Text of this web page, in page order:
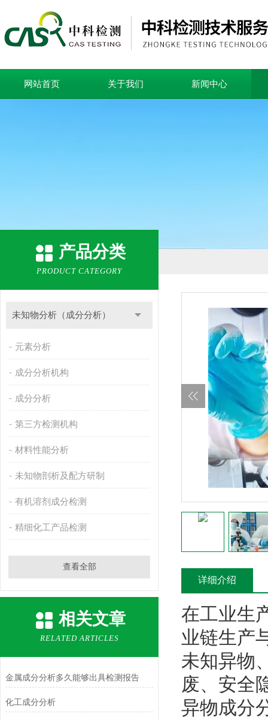
网站首页 关于我们 新闻中心
产品分类
PRODUCT CATEGORY
未知物分析（成分分析）
元素分析
成分分析机构
成分分析
第三方检测机构
材料性能分析
未知物剖析及配方研制
有机溶剂成分检测
精细化工产品检测
查看全部
相关文章
RELATED ARTICLES
金属成分分析多久能够出具检测报告
化工成分分析
详细介绍
在工业生
业链生产
未知异物
废、安全
异物成分